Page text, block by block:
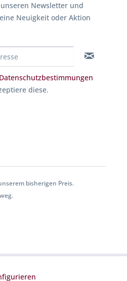
Newsletter und
Neuigkeit oder Aktion
Datenschutzbestimmungen
diese.
bisherigen Preis.